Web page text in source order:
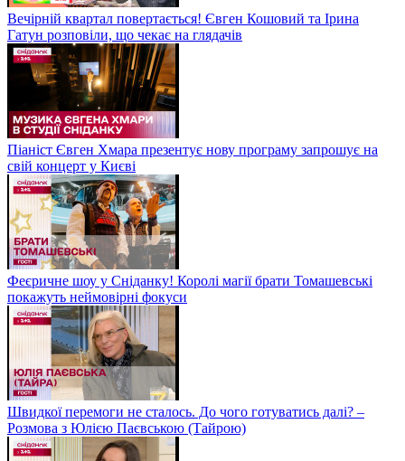
Вечірній квартал повертається! Євген Кошовий та Ірина
Гатун розповіли, що чекає на глядачів
Піаніст Євген Хмара презентує нову програму запрошує на
свій концерт у Києві
Феєричне шоу у Сніданку! Королі магії брати Томашевські
покажуть неймовірні фокуси
Швидкої перемоги не сталось. До чого готуватись далі? –
Розмова з Юлією Паєвською (Тайрою)